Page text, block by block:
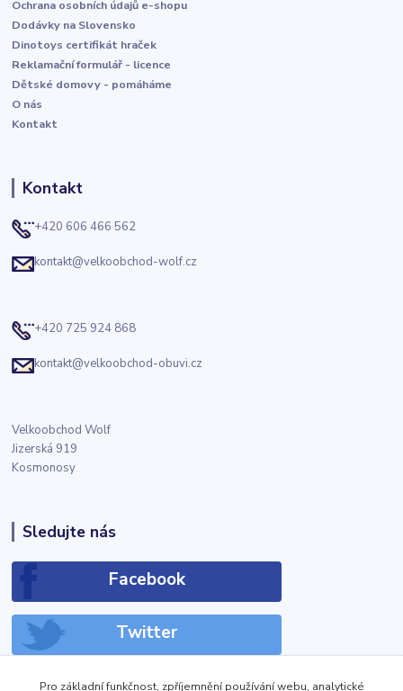
Ochrana osobních údajů e-shopu
Dodávky na Slovensko
Dinotoys certifikát hraček
Reklamační formulář - licence
Dětské domovy - pomáháme
O nás
Kontakt
Kontakt
+420 606 466 562
kontakt@velkoobchod-wolf.cz
+420 725 924 868
kontakt@velkoobchod-obuvi.cz
Velkoobchod Wolf
Jizerská 919
Kosmonosy
Sledujte nás
Facebook
Twitter
Instagram
Pro základní funkčnost, zpříjemnění používání webu, analytické